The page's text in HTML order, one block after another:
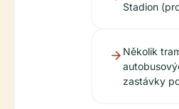
Stadion
Několik
zastávky